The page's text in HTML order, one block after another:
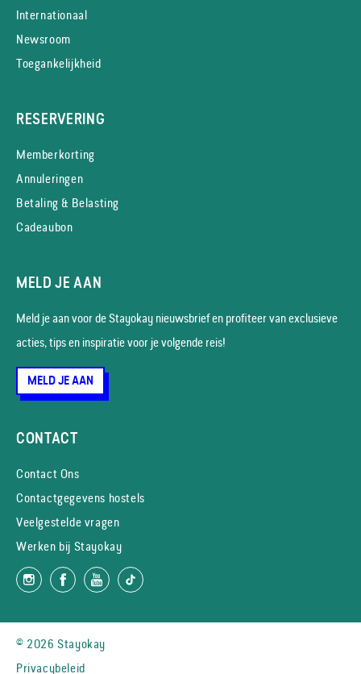
Internationaal
Newsroom
Toegankelijkheid
RESERVERING
Memberkorting
Annuleringen
Betaling & Belasting
Cadeaubon
MELD JE AAN
Meld je aan voor de Stayokay nieuws­brief en profiteer van exclusieve
acties, tips en inspiratie voor je volgende reis!
MELD JE AAN
CONTACT
Contact Ons
Contactgegevens hostels
Veelgestelde vragen
Werken bij Stayokay
© 2026 Stayokay
Privacybeleid